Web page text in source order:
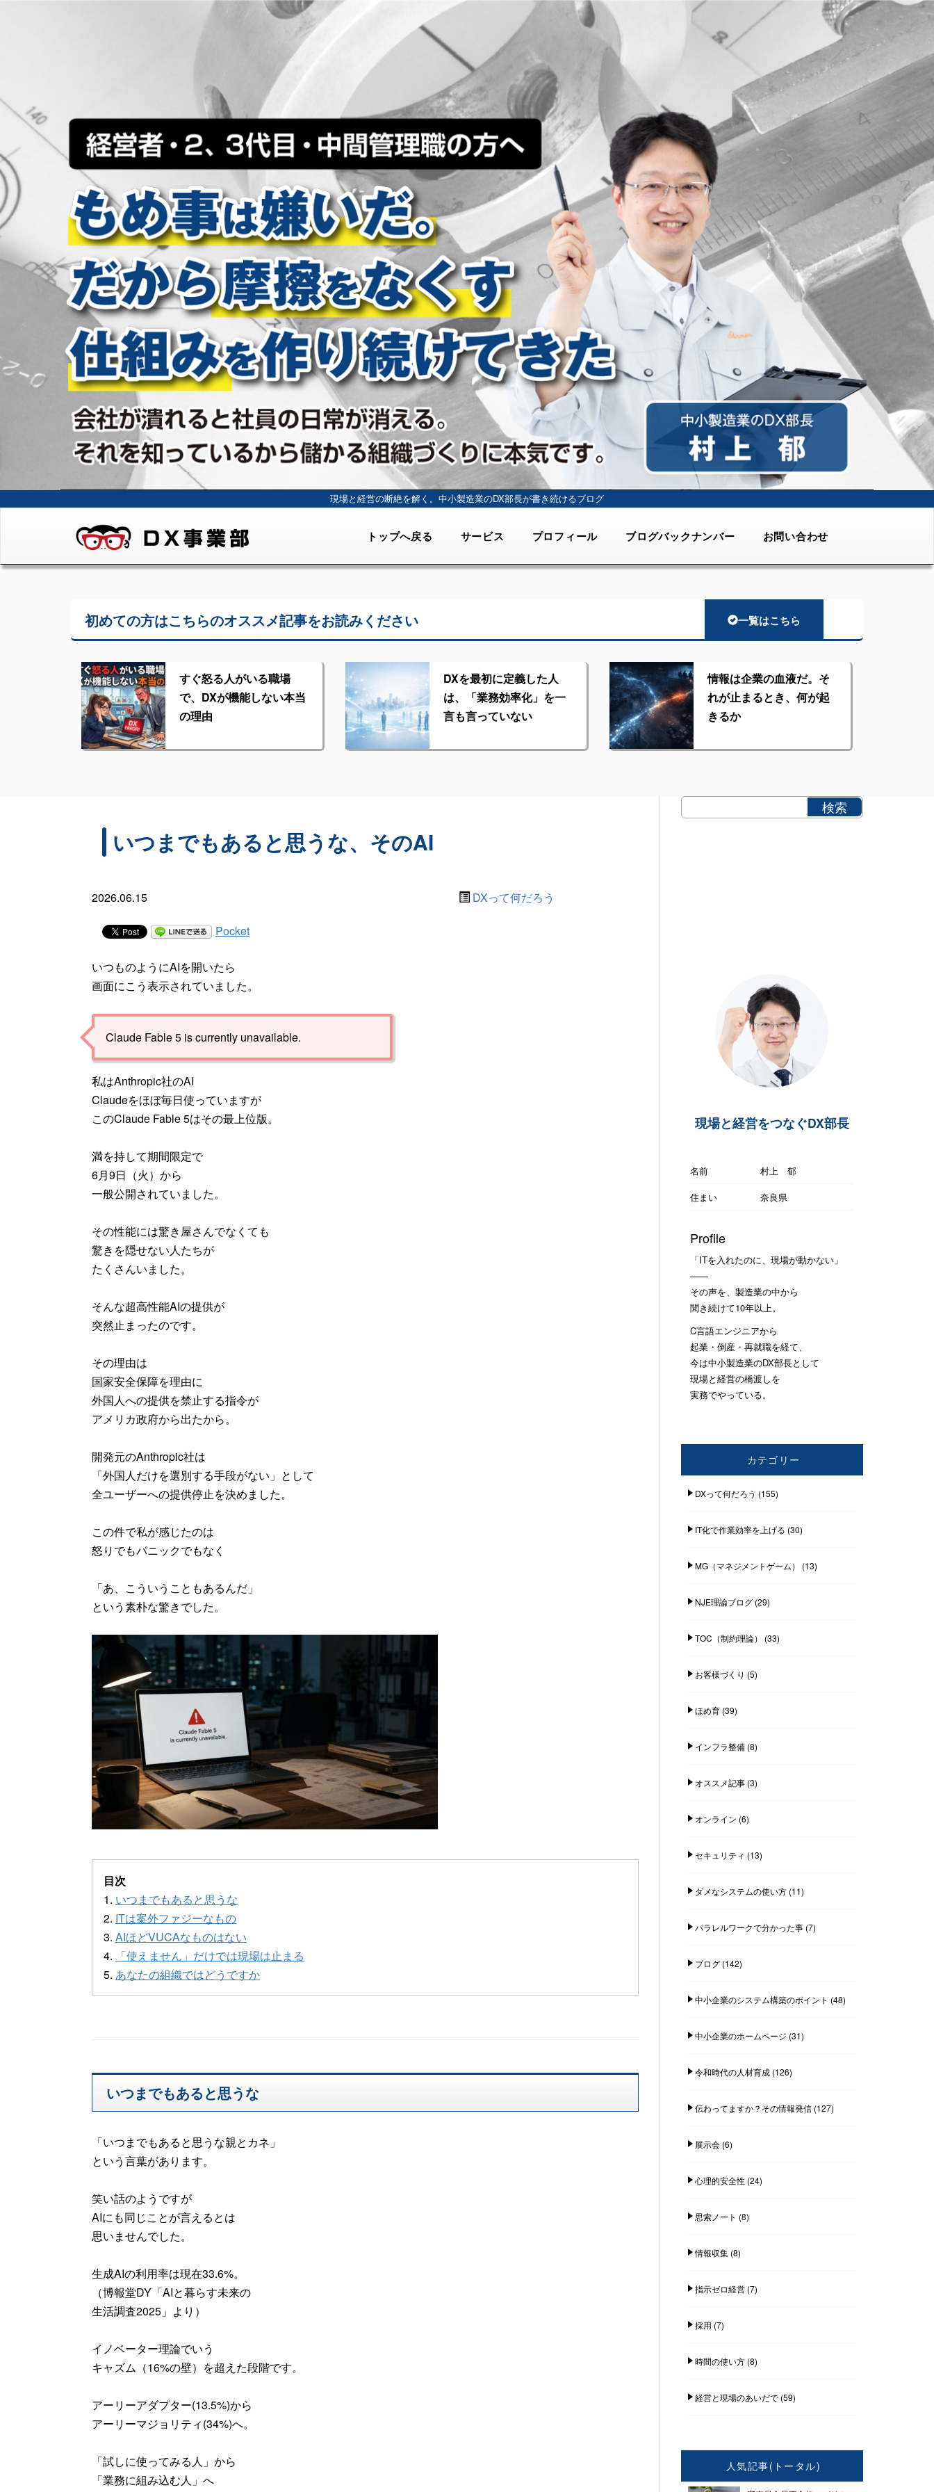
現場と経営の断絶を解く。 中小製造業のDX部長が書き続けるブログ
トップへ戻る サービス プロフィール ブログバックナンバー お問い合わせ
初めての方はこちらのオススメ記事をお読みください 一覧はこちら
すぐ怒る人がいる職場
で、DXが機能しない本当
の理由
DXを最初に定義した人
は、「業務効率化」を一
言も言っていない
情報は企業の血液だ。そ
れが止まるとき、何が起
きるか
いつまでもあると思うな、そのAI
2026.06.15 DXって何だろう
Pocket
いつものようにAIを開いたら
画面にこう表示されていました。
Claude Fable 5 is currently unavailable.
私はAnthropic社のAI
Claudeをほぼ毎日使っていますが
このClaude Fable 5はその最上位版。
満を持して期間限定で
6月9日（火）から
一般公開されていました。
その性能には驚き屋さんでなくても
驚きを隠せない人たちが
たくさんいました。
そんな超高性能AIの提供が
突然止まったのです。
その理由は
国家安全保障を理由に
外国人への提供を禁止する指令が
アメリカ政府から出たから。
開発元のAnthropic社は
「外国人だけを選別する手段がない」として
全ユーザーへの提供停止を決めました。
この件で私が感じたのは
怒りでもパニックでもなく
「あ、こういうこともあるんだ」
という素朴な驚きでした。
目次
1. いつまでもあると思うな
2. ITは案外ファジーなもの
3. AIほどVUCAなものはない
4.
「使えません」だけでは現場は止まる
5. あなたの組織ではどうですか
いつまでもあると思うな
「いつまでもあると思うな親とカネ」
という言葉があります。
笑い話のようですが
AIにも同じことが言えるとは
思いませんでした。
生成AIの利用率は現在33.6%。
（博報堂DY「AIと暮らす未来の
生活調査2025」より）
イノベーター理論でいう
キャズム（16%の壁）を超えた段階です。
アーリーアダプター(13.5%)から
アーリーマジョリティ(34%)へ。
「試しに使ってみる人」から
「業務に組み込む人」へ
現場と経営をつなぐDX部長
名前
村上 郁
住まい
奈良県
Profile
「ITを入れたのに、現場が動かない」
——
その声を、製造業の中から
聞き続けて10年以上。
C言語エンジニアから
起業・倒産・再就職を経て、
今は中小製造業のDX部長として
現場と経営の橋渡しを
実務でやっている。
カテゴリー
DXって何だろう (155)
IT化で作業効率を上げる (30)
MG（マネジメントゲーム） (13)
NJE理論ブログ(29)
TOC（制約理論） (33)
お客様づくり (5)
ほめ育(39)
インフラ整備(8)
オススメ記事(3)
オンライン (6)
セキュリティ (13)
ダメなシステムの使い方(11)
パラレルワークで分かった事(7)
ブログ(142)
中小企業のシステム構築のポイント (48)
中小企業のホームページ (31)
令和時代の人材育成(126)
伝わってますか？その情報発信(127)
展示会(6)
心理的安全性(24)
思索ノート (8)
情報収集(8)
指示ゼロ経営(7)
採用 (7)
時間の使い方(8)
経営と現場のあいだで(59)
人気記事(トータル)